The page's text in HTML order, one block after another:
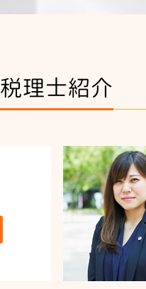
税理士紹介